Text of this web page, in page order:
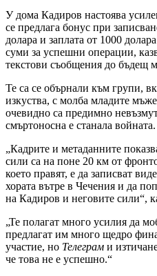
У дома Кадиров настоява
се предлага бонус при
долара и заплата от 1000
суми за успешни операции,
текстови съобщения до бъдещ
Те са се обърнали към групи,
изкуства, с молба младите
очевидно са предимно
смъртоносна е станала войната.
„Кадрите и метаданните
сили са на поне 20 км от
което правят, е да записват
хората вътре в Чечения и да
на Кадиров и неговите сили“,
„Те полагат много усилия да
предлагат им много щедро
участие, но Телеграм и
че това не е успешно.“